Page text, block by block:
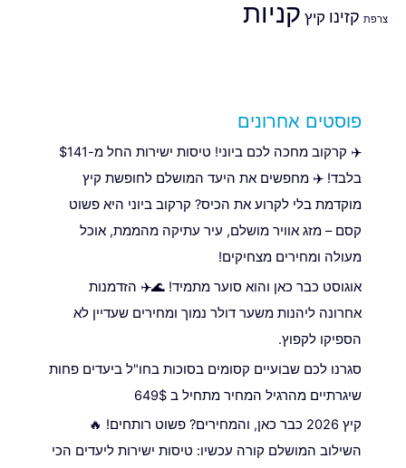
צרפת קזינו קיץ קניות
פוסטים אחרונים
✈️ קרקוב מחכה לכם ביוני! טיסות ישירות החל מ-$141
בלבד! ✈️ מחפשים את היעד המושלם לחופשת קיץ
מוקדמת בלי לקרוע את הכיס? קרקוב ביוני היא פשוט
קסם – מזג אוויר מושלם, עיר עתיקה מהממת, אוכל
מעולה ומחירים מצחיקים!
אוגוסט כבר כאן והוא סוער מתמיד! 🌊✈️ הזדמנות
אחרונה ליהנות משער דולר נמוך ומחירים שעדיין לא
הספיקו לקפוץ.
סגרנו לכם שבועיים קסומים בסוכות בחו"ל ביעדים פחות
שיגרתיים מהרגיל המחיר מתחיל ב 649$
קיץ 2026 כבר כאן, והמחירים? פשוט רותחים! 🔥
השילוב המושלם קורה עכשיו: טיסות ישירות ליעדים הכי